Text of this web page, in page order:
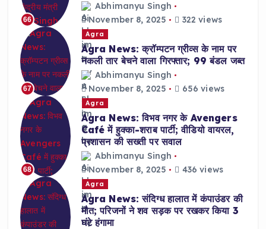
66
Abhimanyu Singh
November 8, 2025
322 views
67
Agra
Agra News: क्रॉम्पटन ग्रीव्स के नाम पर
नकली तार बेचने वाला गिरफ्तार; 99 बंडल जब्त
Abhimanyu Singh
November 8, 2025
656 views
68
Agra
Agra News: विभव नगर के Avengers
Café में हुक्का-शराब पार्टी; वीडियो वायरल,
प्रशासन की सख्ती पर सवाल
Abhimanyu Singh
November 8, 2025
436 views
Agra
Agra News: संदिग्ध हालात में कंपाउंडर की
मौत; परिजनों ने शव सड़क पर रखकर किया 3
घंटे हंगामा